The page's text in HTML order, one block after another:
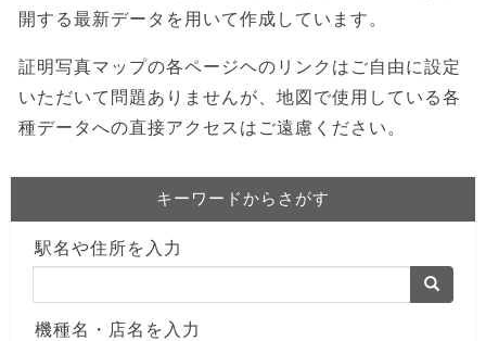
開する最新データを用いて作成しています。
証明写真マップの各ページヘのリンクはご自由に設定
いただいて問題ありませんが、地図で使用している各
種データへの直接アクセスはご遠慮ください。
キーワードからさがす
駅名や住所を入力
機種名・店名を入力